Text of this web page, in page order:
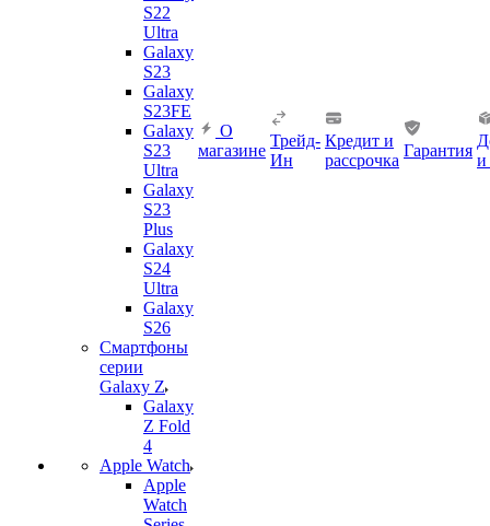
S22
Ultra
Galaxy
S23
Galaxy
S23FE
Galaxy
S23
Ultra
Galaxy
S23
Plus
Galaxy
S24
Ultra
Galaxy
S26
Смартфоны
серии
Galaxy Z
Galaxy
Z Fold
4
Apple Watch
Apple
Watch
О
магазине
Трейд-
Ин
Кредит и
рассрочка
Гарантия
и